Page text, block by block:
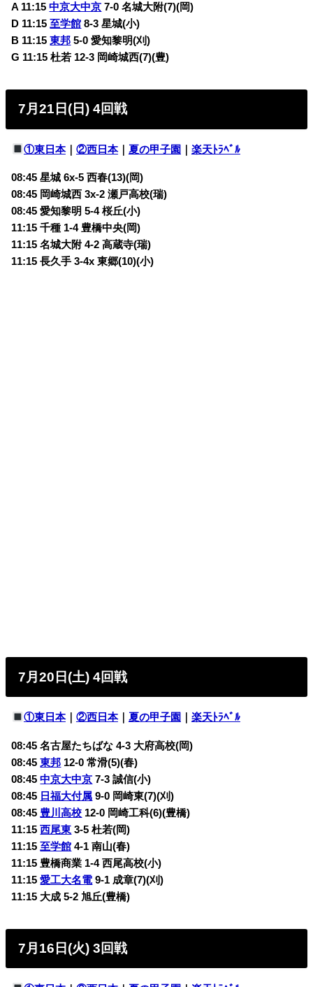
A 11:15中京大中京 7-0 名城大附(7)(岡)
D 11:15至学館 8-3 星城(小)
B 11:15東邦 5-0 愛知黎明(刈)
G 11:15 杜若 12-3 岡崎城西(7)(豊)
7月21日(日) 4回戦
①東日本｜ ②西日本｜ 夏の甲子園 ｜ 楽天ﾄﾗﾍﾞﾙ
08:45 星城 6x-5西春(13)(岡)
08:45 岡崎城西 3x-2瀬戸高校(瑞)
08:45 愛知黎明 5-4桜丘(小)
11:15 千種 1-4豊橋中央(岡)
11:15 名城大附 4-2高蔵寺(瑞)
11:15 長久手 3-4x東郷(10)(小)
7月20日(土) 4回戦
①東日本｜ ②西日本｜ 夏の甲子園 楽天ﾄﾗﾍﾞﾙ
08:45 名古屋たちばな 4-3 大府高校(岡)
08:45東邦 12-0常滑(5)(春)
08:45中京大中京 7-3誠信(小)
08:45 日福大付属 9-0 岡崎東(7)(刈)
08:45 豊川高校 12-0 岡崎工科(6)(豊橋)
11:15西尾東 3-5杜若(岡)
11:15至学館 4-1南山(春)
11:15 豊橋商業 1-4西尾高校(小)
11:15愛工大名電 9-1 成章(7)(刈)
11:15 大成 5-2旭丘(豊橋)
7月16日(火) 3回戦